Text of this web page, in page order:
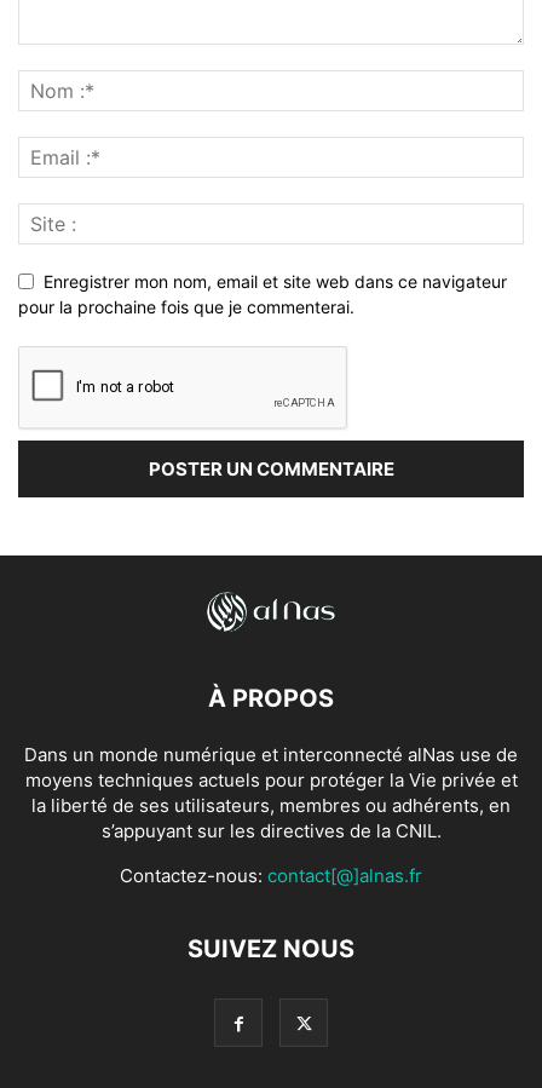
Enregistrer mon nom, email et site web dans ce navigateur
pour la prochaine fois que je commenterai.
À PROPOS
Dans un monde numérique et interconnecté alNas use de
moyens techniques actuels pour protéger la Vie privée et
la liberté de ses utilisateurs, membres ou adhérents, en
s’appuyant sur les directives de la CNIL.
Contactez-nous: contact[@]alnas.fr
SUIVEZ NOUS